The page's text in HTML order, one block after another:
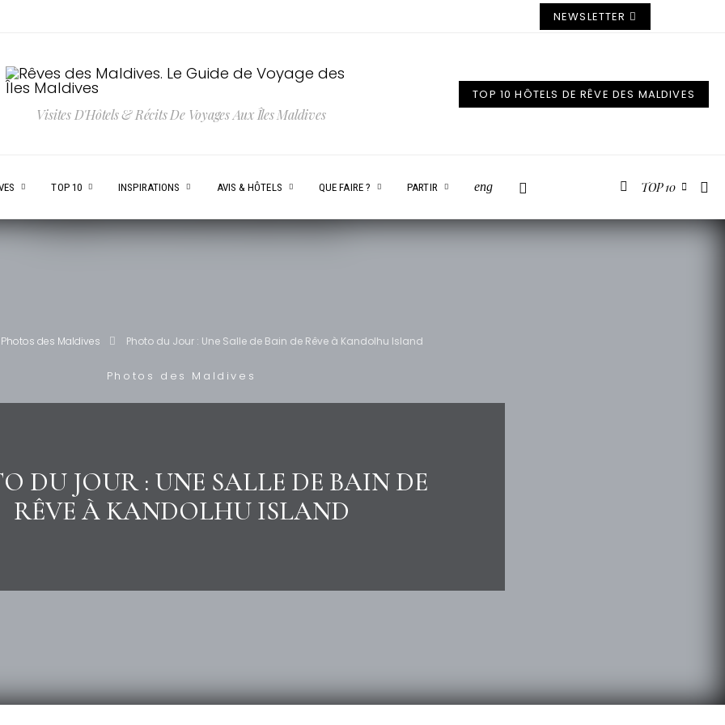
NEWSLETTER
Visites D'Hôtels & Récits De Voyages Aux Îles Maldives
TOP 10 HÔTELS DE RÊVE DES MALDIVES
TOP 10 INSPIRATIONS AVIS & HÔTELS QUE FAIRE ? PARTIR eng TOP 10
Photos des Maldives Photo du Jour : Une Salle de Bain de Rêve à Kandolhu Island
Photos des Maldives
DU JOUR : UNE SALLE DE BAIN DE
RÊVE À KANDOLHU ISLAND